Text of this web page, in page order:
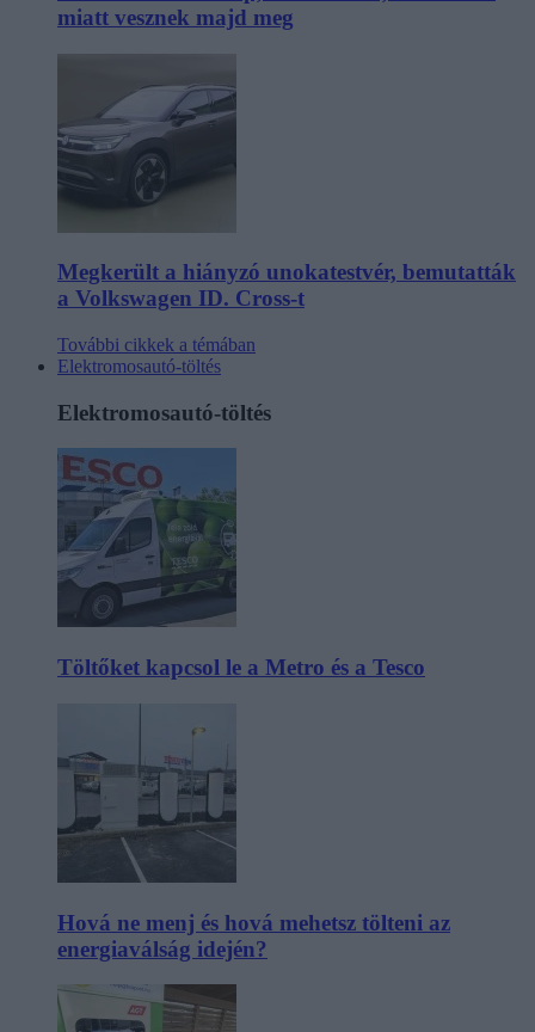
miatt vesznek majd meg
Megkerült a hiányzó unokatestvér, bemutatták
a Volkswagen ID. Cross-t
További cikkek a témában
Elektromosautó-töltés
Elektromosautó-töltés
Töltőket kapcsol le a Metro és a Tesco
Hová ne menj és hová mehetsz tölteni az
energiaválság idején?